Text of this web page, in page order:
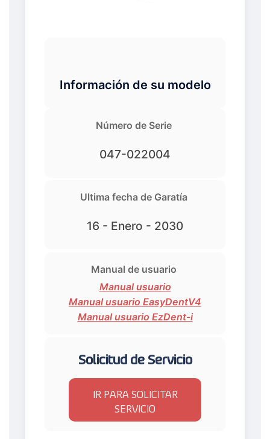
Información de su modelo
Número de Serie
047-022004
Ultima fecha de Garatía
16 - Enero - 2030
Manual de usuario
Manual usuario
Manual usuario EasyDentV4
Manual usuario EzDent-i
Solicitud de Servicio
IR PARA SOLICITAR
SERVICIO